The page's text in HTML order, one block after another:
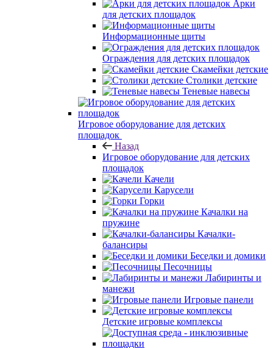
Арки
для детских площадок
Информационные щиты
Ограждения для детских площадок
Скамейки детские
Столики детские
Теневые навесы
Игровое оборудование для детских
площадок
Назад
Игровое оборудование для детских
площадок
Качели
Карусели
Горки
Качалки на
пружине
Качалки-
балансиры
Беседки и домики
Песочницы
Лабиринты и
манежи
Игровые панели
Детские игровые комплексы